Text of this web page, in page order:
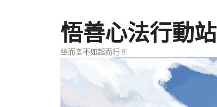
悟善心法行動站
坐而言不如起而行 !!